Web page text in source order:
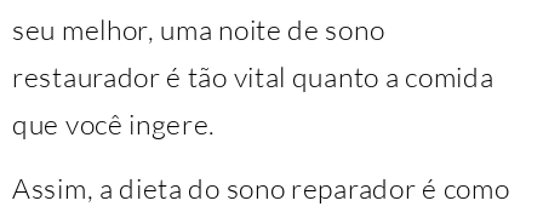
seu melhor, uma noite de sono
restaurador é tão vital quanto a comida
que você ingere.
Assim, a dieta do sono reparador é como